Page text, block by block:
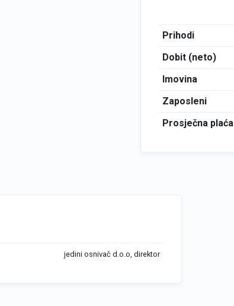
Prihodi
Dobit (neto)
Imovina
Zaposleni
Prosječna plaća
jedini osnivač d.o.o, direktor